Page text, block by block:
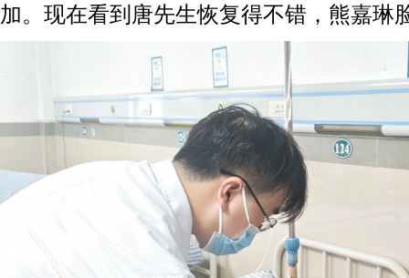
加。现在看到唐先生恢复得不错，熊嘉琳